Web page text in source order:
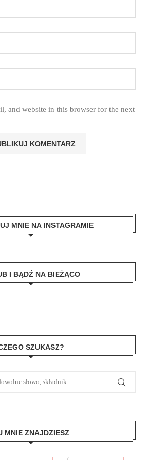
and website in this browser for the next
MNIE NA INSTAGRAMIE
I BĄDŹ NA BIEŻĄCO
SZUKASZ?
MNIE ZNAJDZIESZ